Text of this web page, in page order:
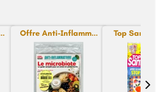
Offre Anti-Inflamm... Top Santé